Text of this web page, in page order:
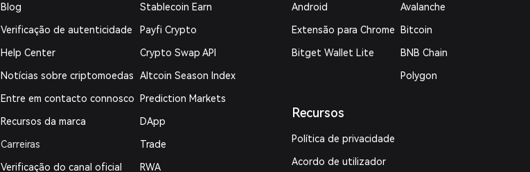
Blog
Verificação de autenticidade
Help Center
Notícias sobre criptomoedas
Entre em contacto connosco
Recursos da marca
Carreiras
Verificação do canal oficial
Stablecoin Earn
Payfi Crypto
Crypto Swap API
Altcoin Season Index
Prediction Markets
DApp
Trade
RWA
Android
Extensão para Chrome
Bitget Wallet Lite
Recursos
Política de privacidade
Acordo de utilizador
Avalanche
Bitcoin
BNB Chain
Polygon